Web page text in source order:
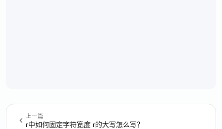
上一篇
r中如何固定字符宽度 r的大写怎么写？